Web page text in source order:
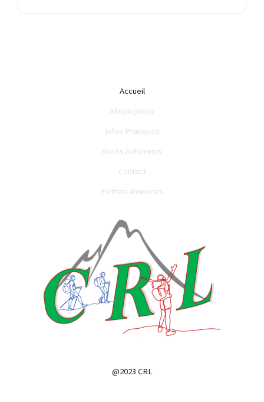
Accueil
Album photo
Infos Pratiques
Accès Adhérents
Contact
Petites annonces
@2023 CRL